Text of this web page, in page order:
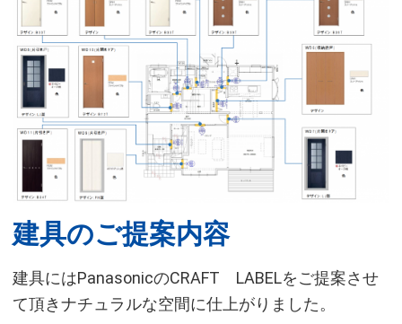
建具のご提案内容
建具にはPanasonicのCRAFT LABELをご提案させ
て頂きナチュラルな空間に仕上がりました。